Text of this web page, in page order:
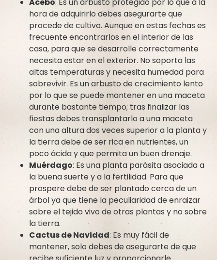
Acebo: Es un arbusto protegido por lo que a la
hora de adquirirlo debes asegurarte que
procede de cultivo. Aunque en estas fechas es
frecuente encontrarlos en el interior de las
casa, para que se desarrolle correctamente
necesita estar en el exterior. No soporta las
altas temperaturas y necesita humedad para
sobrevivir. Es un arbusto de crecimiento lento
por lo que se puede mantener en una maceta
durante bastante tiempo; tras finalizar las
fiestas debes transplantarlo a una maceta
con una altura dos veces superior a la planta y
la tierra debe de ser rica en nutrientes, un
poco ácida y que permita un buen drenaje.
Muérdago: Es una planta parásita asociada a
la buena suerte y a la fertilidad. Para que
prospere debe de ser plantado cerca de un
árbol ya que tiene la peculiaridad de enraizar
sobre el tejido vivo de otras plantas y no sobre
la tierra.
Cactus de Navidad: Es muy fácil de
mantener, solo debes de asegurarte de que